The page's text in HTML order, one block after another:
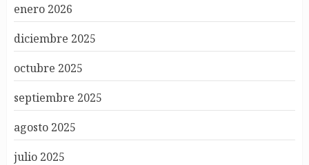
enero 2026
diciembre 2025
octubre 2025
septiembre 2025
agosto 2025
julio 2025